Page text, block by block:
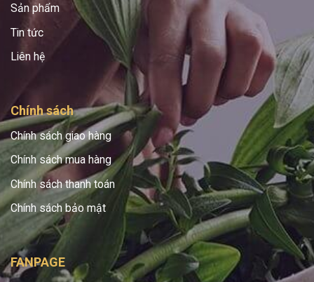
Sản phẩm
Tin tức
Liên hệ
Chính sách
Chính sách giao hàng
Chính sách mua hàng
Chính sách thanh toán
Chính sách bảo mật
FANPAGE